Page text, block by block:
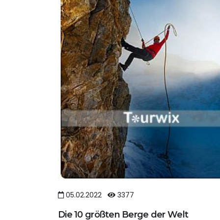
05.02.2022 3377
Die 10 größten Berge der Welt